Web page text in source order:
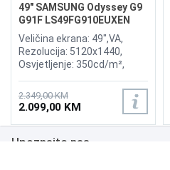
49" SAMSUNG Odyssey G9
G91F LS49FG910EUXEN
144Hz Gaming Curved
Display
Veličina ekrana: 49",VA,
Rezolucija: 5120x1440,
Osvjetljenje: 350cd/m²,
Osvježenje: 144Hz, AMD
FreeSync Premium Pro,
Priključci: 2xHDMI 2.1,
DisplayPort, 2xUSB 3.2, USB-
B
2.349,00 KM
2.099,00 KM
Upoznajte nas